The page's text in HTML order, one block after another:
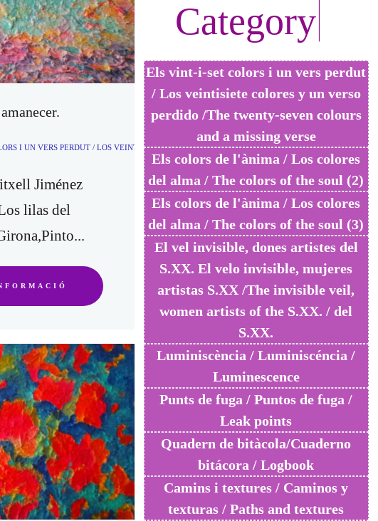
I UN VERS PERDUT / LOS VEINTISIETE COLORES Y UN VERSO PERDIDO /THE TWENTY-SEVEN
Jiménez
lilas del
Category
Els vint-i-set colors i un vers perdut
/ Los veintisiete colores y un verso
perdido /The twenty-seven colours
and a missing verse
Els colors de l'ànima / Los colores
del alma / The colors of the soul (2)
Els colors de l'ànima / Los colores
del alma / The colors of the soul (3)
El vel invisible, dones artistes del
S.XX. El velo invisible, mujeres
artistas S.XX /The invisible veil,
women artists of the S.XX. / del
S.XX.
Luminiscència / Luminiscéncia /
Luminescence
Punts de fuga / Puntos de fuga /
Leak points
Quadern de bitàcola/Cuaderno
bitácora / Logbook
Camins i textures / Caminos y
texturas / Paths and textures